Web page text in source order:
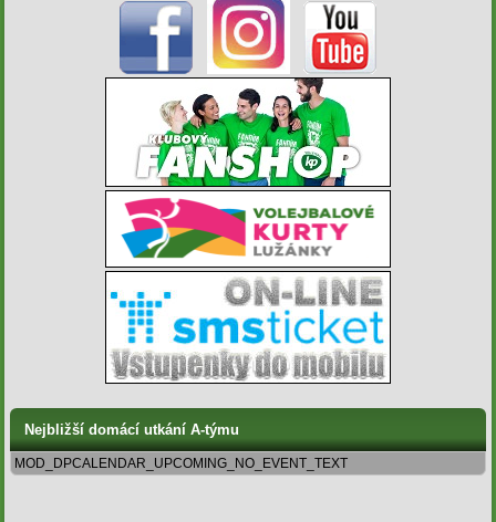
Nejbližší domácí utkání A-týmu
MOD_DPCALENDAR_UPCOMING_NO_EVENT_TEXT